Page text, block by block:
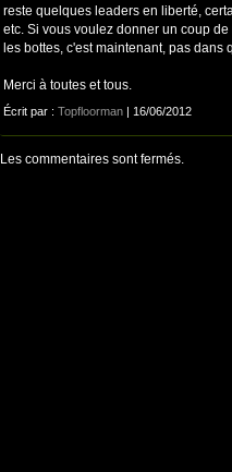
reste quelques leaders en liberté,
etc. Si vous voulez donner un coup
les bottes, c'est maintenant, pas dans
Merci à toutes et tous.
Écrit par : Topfloorman | 16/06/2012
Les commentaires sont fermés.